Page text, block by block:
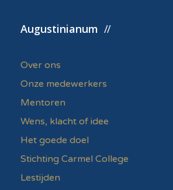
Augustinianum
Over ons
Onze medewerkers
Mentoren
Wens, klacht of idee
Het goede doel
Stichting Carmel College
Lestijden